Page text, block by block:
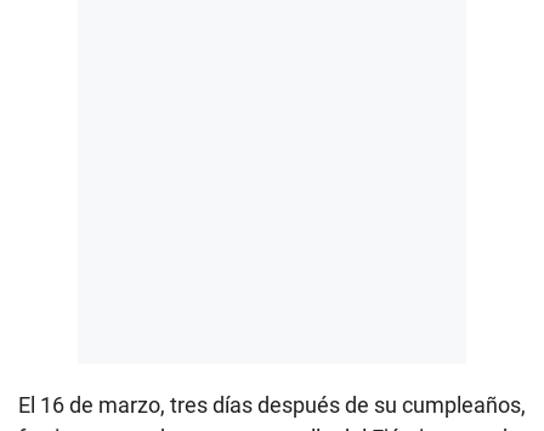
El 16 de marzo, tres días después de su cumpleaños,